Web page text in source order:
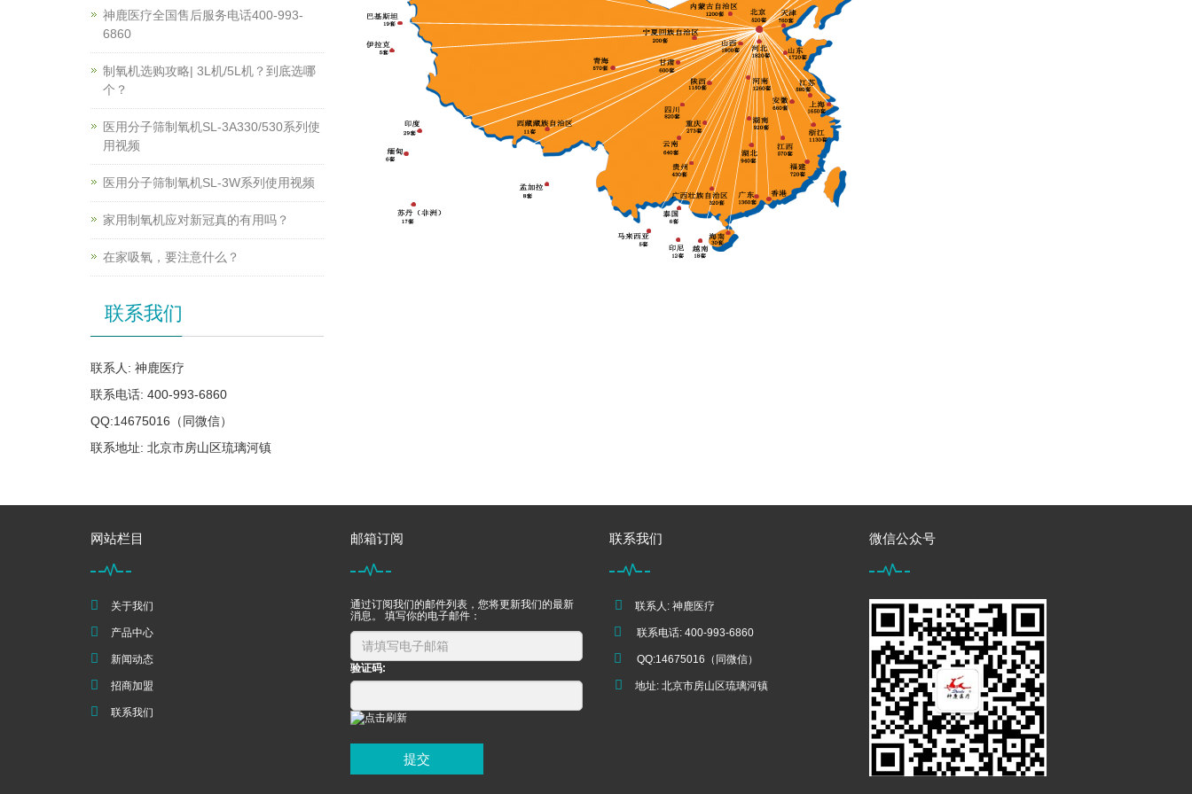
神鹿医疗全国售后服务电话400-993-
6860
制氧机选购攻略| 3L机/5L机？到底选哪
个？
医用分子筛制氧机SL-3A330/530系列使
用视频
医用分子筛制氧机SL-3W系列使用视频
家用制氧机应对新冠真的有用吗？
在家吸氧，要注意什么？
联系我们
联系人: 神鹿医疗
联系电话: 400-993-6860
QQ:14675016（同微信）
联系地址: 北京市房山区琉璃河镇
网站栏目
关于我们
产品中心
新闻动态
招商加盟
联系我们
邮箱订阅
通过订阅我们的邮件列表，您将更新我们的最新
消息。 填写你的电子邮件：
验证码:
提交
联系我们
联系人: 神鹿医疗
联系电话: 400-993-6860
QQ:14675016（同微信）
地址: 北京市房山区琉璃河镇
微信公众号